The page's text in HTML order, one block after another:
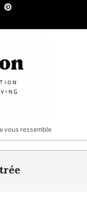
vous ressemble